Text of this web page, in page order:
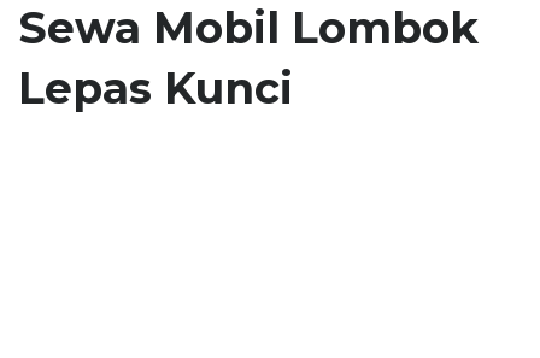
Sewa Mobil Lombok
Lepas Kunci